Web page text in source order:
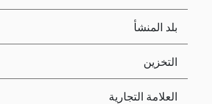
بلد المنشأ
التخزين
العلامة التجارية